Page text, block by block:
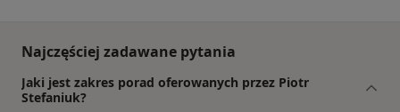
Najczęściej zadawane pytania
Jaki jest zakres porad oferowanych przez Piotr
Stefaniuk?